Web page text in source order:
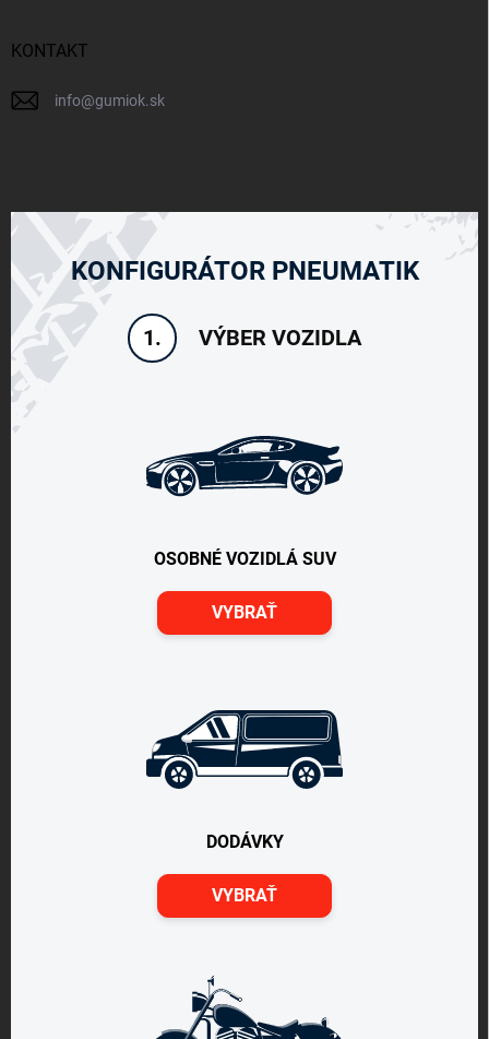
KONTAKT
info@gumiok.sk
KONFIGURÁTOR PNEUMATIK
1. VÝBER VOZIDLA
OSOBNÉ VOZIDLÁ SUV
VYBRAŤ
DODÁVKY
VYBRAŤ